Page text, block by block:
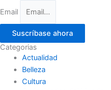
Email
Suscríbase ahora
Categorias
Actualidad
Belleza
Cultura